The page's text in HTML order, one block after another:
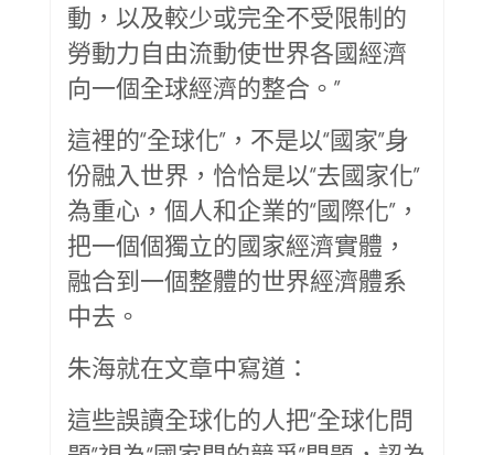
動，以及較少或完全不受限制的
勞動力自由流動使世界各國經濟
向一個全球經濟的整合。”
這裡的“全球化”，不是以“國家”身
份融入世界，恰恰是以“去國家化”
為重心，個人和企業的“國際化”，
把一個個獨立的國家經濟實體，
融合到一個整體的世界經濟體系
中去。
朱海就在文章中寫道：
這些誤讀全球化的人把“全球化問